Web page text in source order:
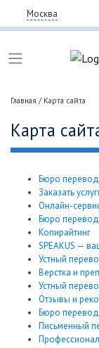
Москва
Главная / Карта сайта
Карта
Бюро
Заказать
Онлайн-
Бюро
Копирайтинг
SPEAKUS —
Устный
Верстка и
Устный
Отзывы и
Бюро
Письменный